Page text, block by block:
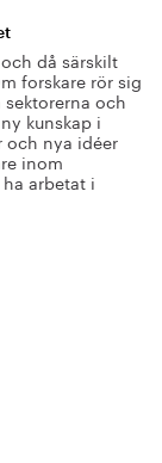
då särskilt
forskare rör sig
och
kunskap i
och nya idéer
inom
arbetat i